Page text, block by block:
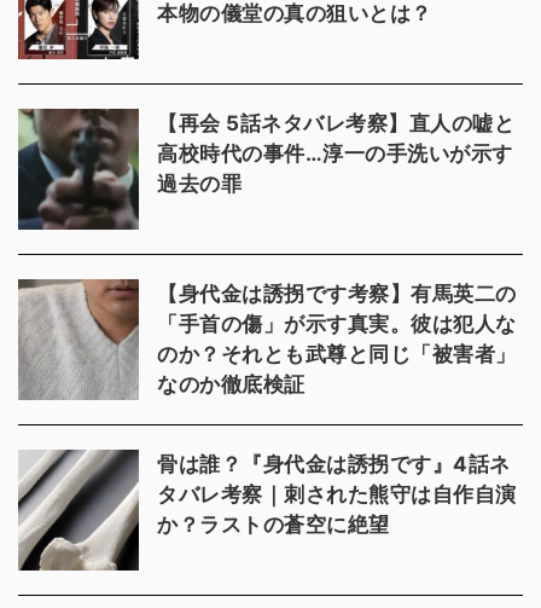
本物の儀堂の真の狙いとは？
【再会 5話ネタバレ考察】直人の嘘と
高校時代の事件…淳一の手洗いが示す
過去の罪
【身代金は誘拐です考察】有馬英二の
「手首の傷」が示す真実。彼は犯人な
のか？それとも武尊と同じ「被害者」
なのか徹底検証
骨は誰？『身代金は誘拐です』4話ネ
タバレ考察｜刺された熊守は自作自演
か？ラストの蒼空に絶望